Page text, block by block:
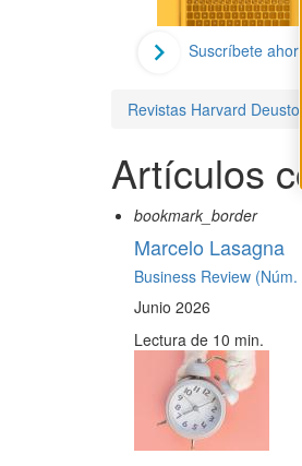
Suscríbete ahora
Revistas Harvard Deusto
Artículos
bookmark_border
Marcelo Lasagna
Business Review (Núm.
Junio 2026
Lectura de 10 min.